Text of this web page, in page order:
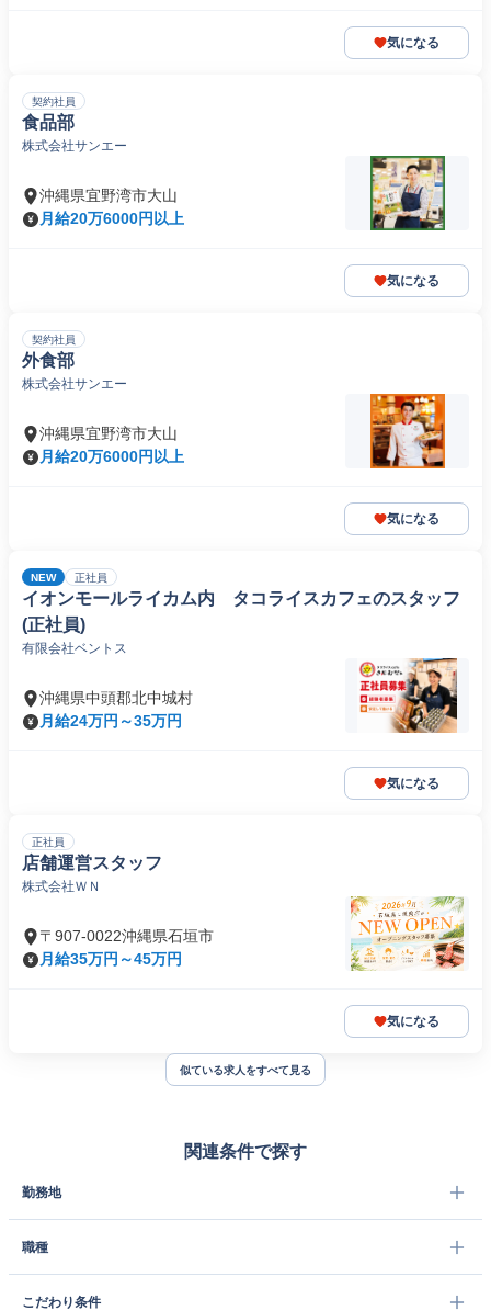
気になる
契約社員
食品部
株式会社サンエー
沖縄県宜野湾市大山
月給20万6000円以上
気になる
契約社員
外食部
株式会社サンエー
沖縄県宜野湾市大山
月給20万6000円以上
気になる
NEW 正社員
イオンモールライカム内 タコライスカフェのスタッフ
(正社員)
有限会社ベントス
沖縄県中頭郡北中城村
月給24万円～35万円
気になる
正社員
店舗運営スタッフ
株式会社ＷＮ
〒907-0022沖縄県石垣市
月給35万円～45万円
気になる
似ている求人をすべて見る
関連条件で探す
勤務地
職種
こだわり条件